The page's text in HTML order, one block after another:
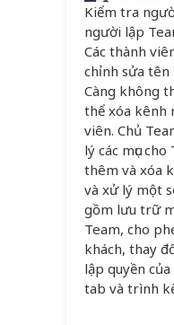
Kiểm tra
người lập
Các thành
chỉnh sửa tên
Càng không
thể xóa kênh
viên. Chủ
lý các mục
thêm và xóa
và xử lý một
gồm lưu trữ
Team, cho
khách, thay
lập quyền
tab và trình